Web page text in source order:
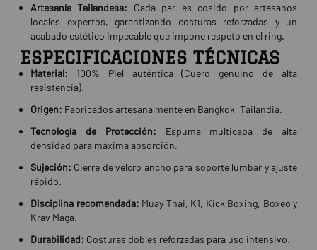
Artesanía Tailandesa: Cada par es cosido por artesanos
locales expertos, garantizando costuras reforzadas y un
acabado estético impecable que impone respeto en el ring.
ESPECIFICACIONES TÉCNICAS
Material: 100% Piel auténtica (Cuero genuino de alta
resistencia).
Origen: Fabricados artesanalmente en Bangkok, Tailandia.
Tecnología de Protección: Espuma multicapa de alta
densidad para máxima absorción.
Sujeción: Cierre de velcro ancho para soporte lumbar y ajuste
rápido.
Disciplina recomendada: Muay Thai, K1, Kick Boxing, Boxeo y
Krav Maga.
Durabilidad: Costuras dobles reforzadas para uso intensivo.